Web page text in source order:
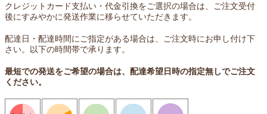
クレジットカード支払い・代金引換をご選択の場合は、ご注文受付
後にすみやかに発送作業に移らせていただきます。
配達日・配達時間にご指定がある場合は、ご注文時にお申し付け下
さい。以下の時間帯で承ります。
最短での発送をご希望の場合は、配達希望日時の指定無しでご注文
ください。